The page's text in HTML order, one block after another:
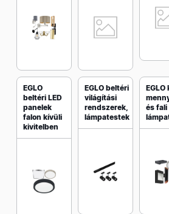
EGLO
beltéri LED
panelek
falon kívüli
kivitelben
EGLO beltéri
világítási
rendszerek,
lámpatestek
és fali